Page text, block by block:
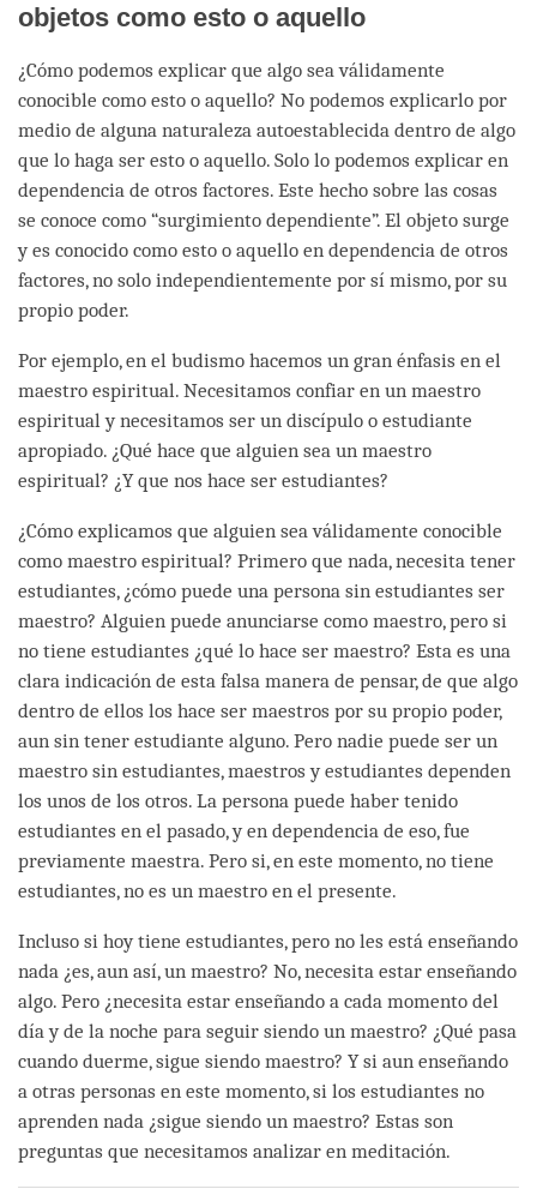
objetos como esto o aquello
¿Cómo podemos explicar que algo sea válidamente
conocible como esto o aquello? No podemos explicarlo por
medio de alguna naturaleza autoestablecida dentro de algo
que lo haga ser esto o aquello. Solo lo podemos explicar en
dependencia de otros factores. Este hecho sobre las cosas
se conoce como “surgimiento dependiente”. El objeto surge
y es conocido como esto o aquello en dependencia de otros
factores, no solo independientemente por sí mismo, por su
propio poder.
Por ejemplo, en el budismo hacemos un gran énfasis en el
maestro espiritual. Necesitamos confiar en un maestro
espiritual y necesitamos ser un discípulo o estudiante
apropiado. ¿Qué hace que alguien sea un maestro
espiritual? ¿Y que nos hace ser estudiantes?
¿Cómo explicamos que alguien sea válidamente conocible
como maestro espiritual? Primero que nada, necesita tener
estudiantes, ¿cómo puede una persona sin estudiantes ser
maestro? Alguien puede anunciarse como maestro, pero si
no tiene estudiantes ¿qué lo hace ser maestro? Esta es una
clara indicación de esta falsa manera de pensar, de que algo
dentro de ellos los hace ser maestros por su propio poder,
aun sin tener estudiante alguno. Pero nadie puede ser un
maestro sin estudiantes, maestros y estudiantes dependen
los unos de los otros. La persona puede haber tenido
estudiantes en el pasado, y en dependencia de eso, fue
previamente maestra. Pero si, en este momento, no tiene
estudiantes, no es un maestro en el presente.
Incluso si hoy tiene estudiantes, pero no les está enseñando
nada ¿es, aun así, un maestro? No, necesita estar enseñando
algo. Pero ¿necesita estar enseñando a cada momento del
día y de la noche para seguir siendo un maestro? ¿Qué pasa
cuando duerme, sigue siendo maestro? Y si aun enseñando
a otras personas en este momento, si los estudiantes no
aprenden nada ¿sigue siendo un maestro? Estas son
preguntas que necesitamos analizar en meditación.